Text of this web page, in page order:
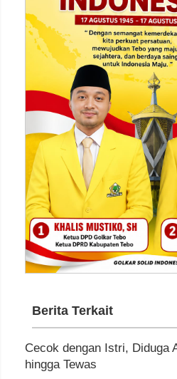
Berita Terkait
Cecok dengan Istri, Diduga
hingga Tewas